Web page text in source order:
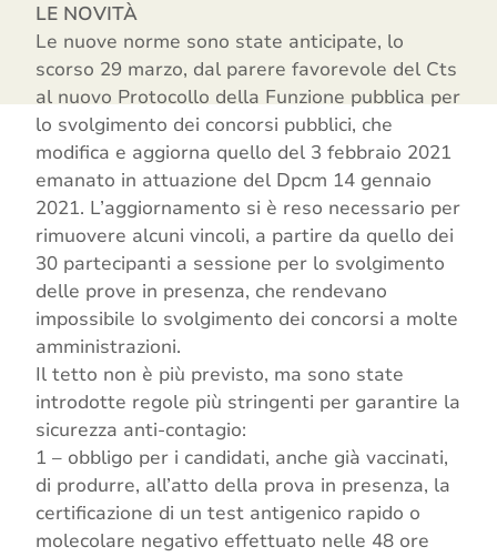
LE NOVITÀ
Le nuove norme sono state anticipate, lo
scorso 29 marzo, dal parere favorevole del Cts
al nuovo Protocollo della Funzione pubblica per
lo svolgimento dei concorsi pubblici, che
modifica e aggiorna quello del 3 febbraio 2021
emanato in attuazione del Dpcm 14 gennaio
2021. L’aggiornamento si è reso necessario per
rimuovere alcuni vincoli, a partire da quello dei
30 partecipanti a sessione per lo svolgimento
delle prove in presenza, che rendevano
impossibile lo svolgimento dei concorsi a molte
amministrazioni.
Il tetto non è più previsto, ma sono state
introdotte regole più stringenti per garantire la
sicurezza anti-contagio:
1 – obbligo per i candidati, anche già vaccinati,
di produrre, all’atto della prova in presenza, la
certificazione di un test antigenico rapido o
molecolare negativo effettuato nelle 48 ore